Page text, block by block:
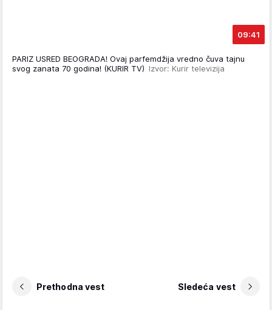
09:41
PARIZ USRED BEOGRADA! Ovaj parfemdžija vredno čuva tajnu
svog zanata 70 godina! (KURIR TV) Izvor: Kurir televizija
Prethodna vest Sledeća vest